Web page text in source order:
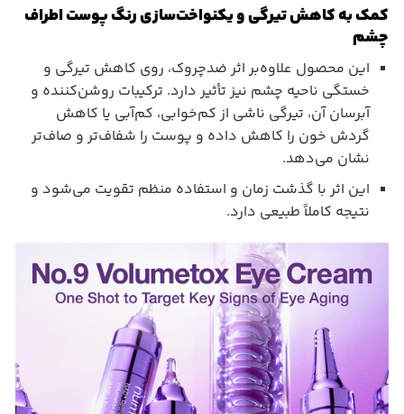
کمک به کاهش تیرگی و یکنواخت‌سازی رنگ پوست اطراف
چشم
این محصول علاوه‌بر اثر ضدچروک، روی کاهش تیرگی و
خستگی ناحیه چشم نیز تأثیر دارد. ترکیبات روشن‌کننده و
آبرسان آن، تیرگی ناشی از کم‌خوابی، کم‌آبی یا کاهش
گردش خون را کاهش داده و پوست را شفاف‌تر و صاف‌تر
نشان می‌دهد.
این اثر با گذشت زمان و استفاده منظم تقویت می‌شود و
نتیجه کاملاً طبیعی دارد.